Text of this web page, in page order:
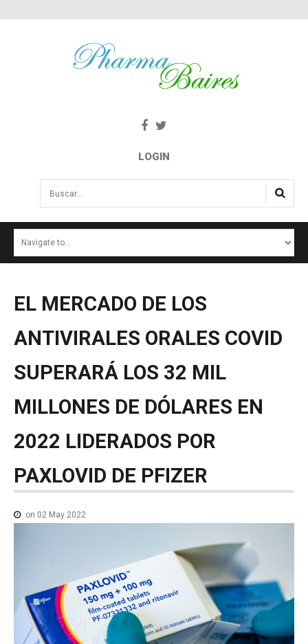
LOGIN
Buscar...
NOTICIAS
NOTICIAS MEDICAMENTOS
CONTACTO
EL MERCADO DE LOS
ANTIVIRALES ORALES COVID
SUPERARÁ LOS 32 MIL
MILLONES DE DÓLARES EN
2022 LIDERADOS POR
PAXLOVID DE PFIZER
on 02 May 2022